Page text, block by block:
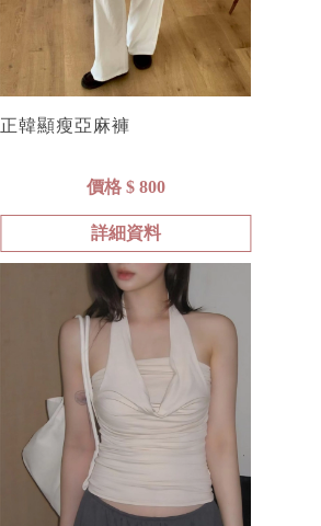
正韓顯瘦亞麻褲
價格 $ 800
詳細資料